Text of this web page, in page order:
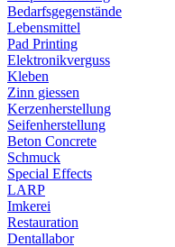
Bedarfsgegenstände
Lebensmittel
Pad Printing
Elektronikverguss
Kleben
Zinn giessen
Kerzenherstellung
Seifenherstellung
Beton Concrete
Schmuck
Special Effects
LARP
Imkerei
Restauration
Dentallabor